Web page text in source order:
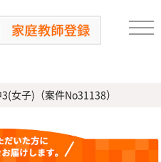
女子)（案件No31138）